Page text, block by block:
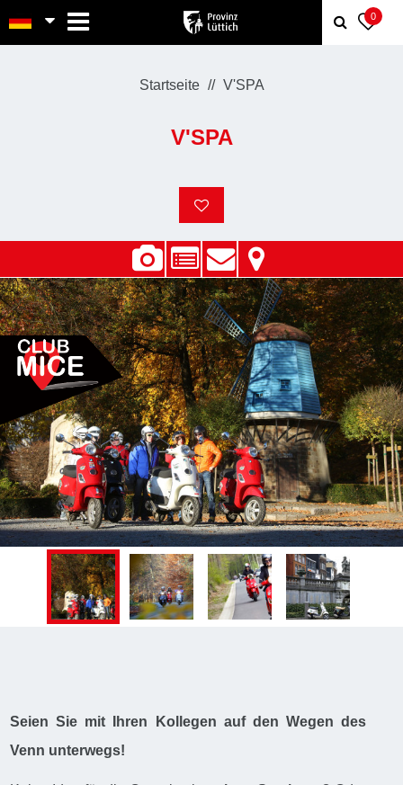
0
Startseite V'SPA
V'SPA
Seien Sie mit Ihren Kollegen auf den Wegen des
Venn unterwegs!